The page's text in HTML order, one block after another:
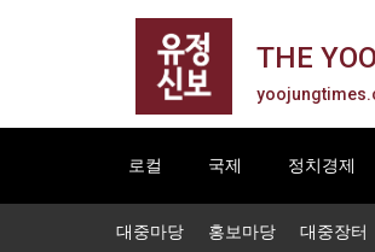
THE
로컬 국제 정치경제
대중마당 홍보마당 대중장터